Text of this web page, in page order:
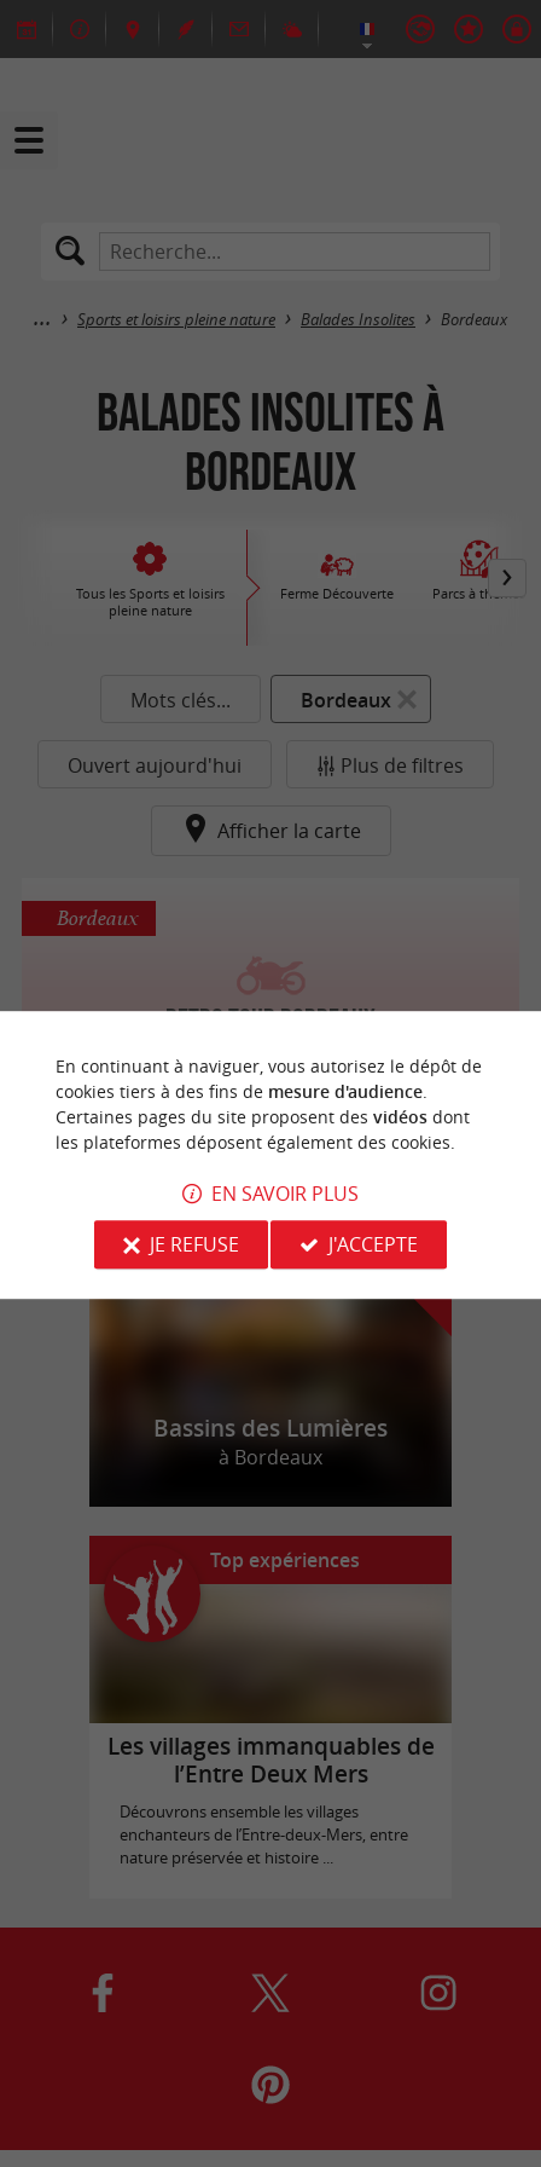
Sports et loisirs pleine nature Balades Insolites Bordeaux
Balades Insolites à
Bordeaux
Tous les Sports et loisirs
pleine nature
Ferme Découverte Parcs à thèmes
Mots clés... Bordeaux
Ouvert aujourd'hui Plus de filtres
Afficher la carte
Retro Tour Bordeaux
Balades en Moto / Tuk Tuk à Bordeaux
Bordeaux
n
o
t
r
e
c
o
u
p
d
e
c
o
e
u
r
Bassins des Lumières
à Bordeaux
Top expériences
Les villages immanquables de
l’Entre Deux Mers
Découvrons ensemble les villages
enchanteurs de l’Entre-deux-Mers, entre
nature préservée et histoire ...
En continuant à naviguer, vous autorisez le dépôt de
cookies tiers à des fins de mesure d'audience.
Certaines pages du site proposent des vidéosdont
les plateformes déposent également des cookies.
EN SAVOIR PLUS
JE REFUSE
J'ACCEPTE